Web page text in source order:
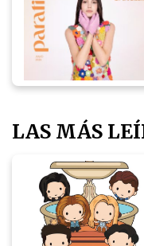
LAS MÁS